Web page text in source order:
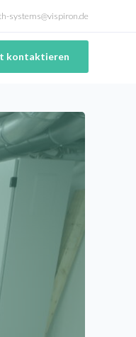
systems@vispiron.de
kontaktieren